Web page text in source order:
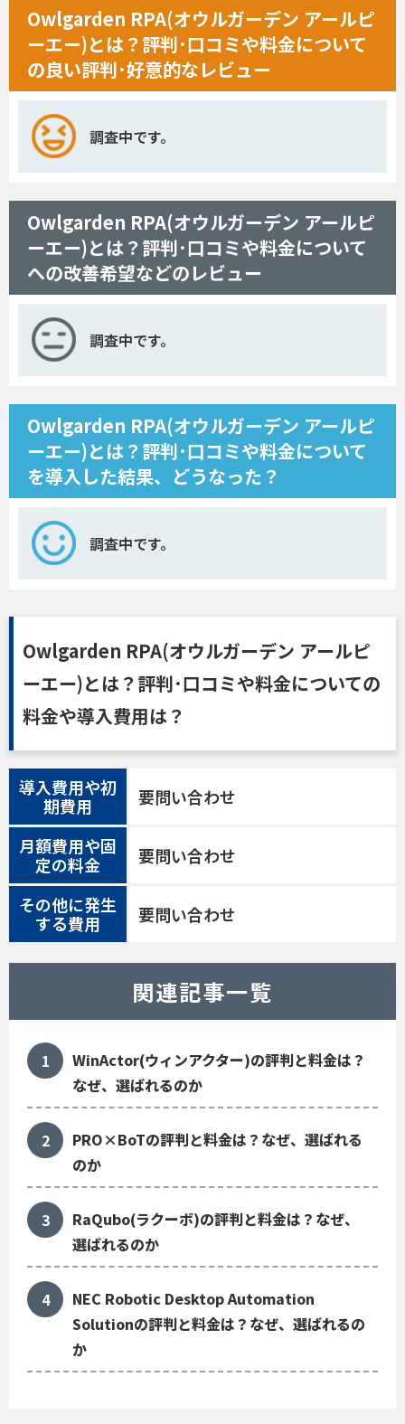
Owlgarden RPA(オウルガーデン アールピ
ーエー)とは？評判･口コミや料金について
の良い評判･好意的なレビュー
調査中です。
Owlgarden RPA(オウルガーデン アールピ
ーエー)とは？評判･口コミや料金について
への改善希望などのレビュー
調査中です。
Owlgarden RPA(オウルガーデン アールピ
ーエー)とは？評判･口コミや料金について
を導入した結果、どうなった？
調査中です。
Owlgarden RPA(オウルガーデン アールピ
ーエー)とは？評判･口コミや料金についての
料金や導入費用は？
導入費用や初
期費用
要問い合わせ
月額費用や固
定の料金
要問い合わせ
その他に発生
する費用
要問い合わせ
関連記事一覧
WinActor(ウィンアクター)の評判と料金は？
なぜ、選ばれるのか
PRO×BoTの評判と料金は？なぜ、選ばれる
のか
RaQubo(ラクーボ)の評判と料金は？なぜ、
選ばれるのか
NEC Robotic Desktop Automation
Solutionの評判と料金は？なぜ、選ばれるの
か